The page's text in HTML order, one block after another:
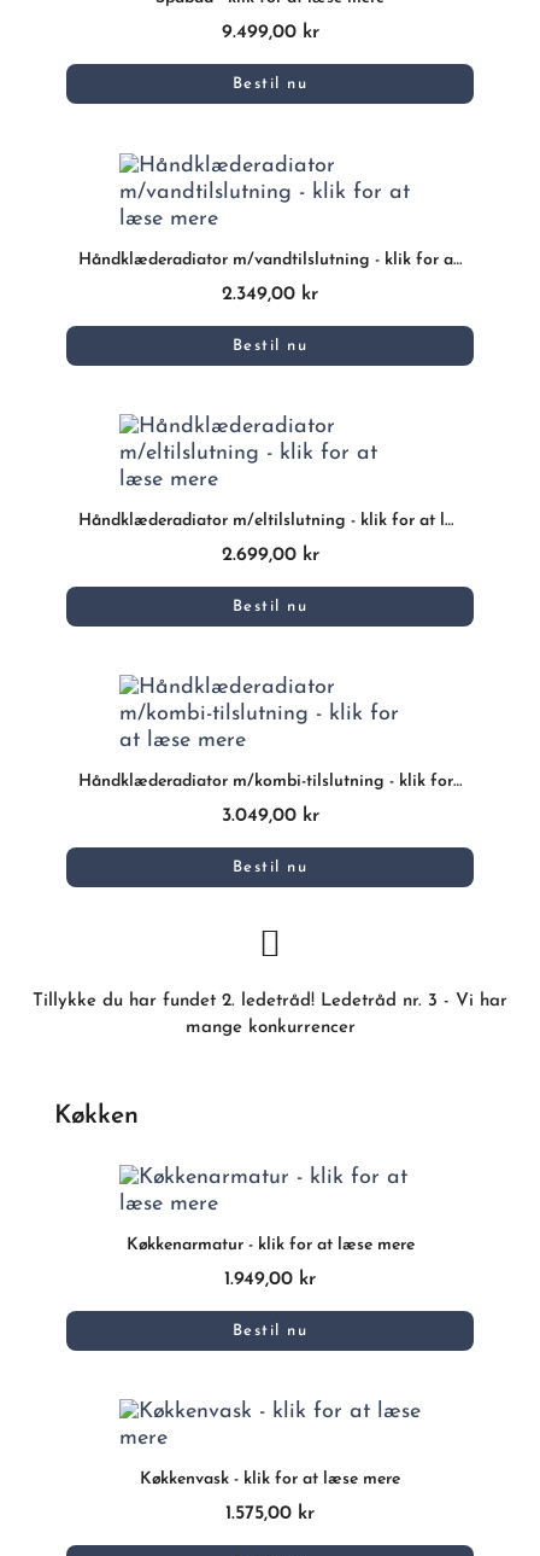
9.499,00 kr
Bestil nu
Håndklæderadiator m/vandtilslutning - klik for at læse mere
2.349,00 kr
Bestil nu
Håndklæderadiator m/eltilslutning - klik for at læse mere
2.699,00 kr
Bestil nu
Håndklæderadiator m/kombi-tilslutning - klik for at læse mere
3.049,00 kr
Bestil nu
Tillykke du har fundet 2. ledetråd! Ledetråd nr. 3 - Vi har
mange konkurrencer
Køkken
Køkkenarmatur - klik for at læse mere
1.949,00 kr
Bestil nu
Køkkenvask - klik for at læse mere
1.575,00 kr